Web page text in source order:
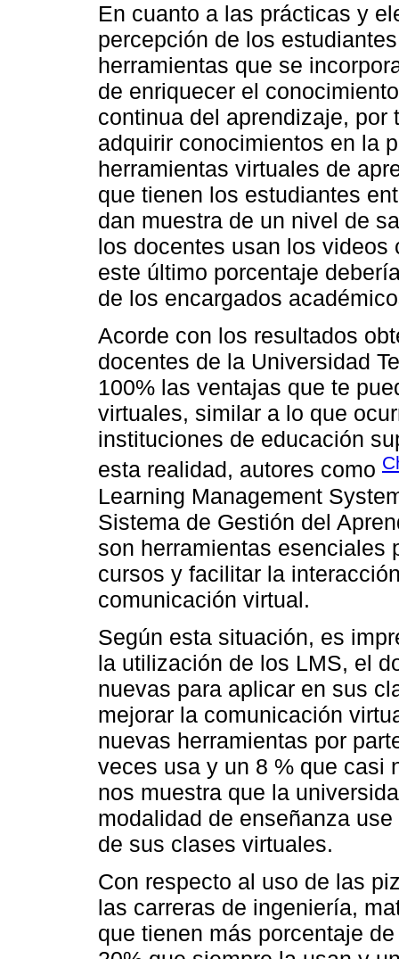
En cuanto a las prácticas y
percepción de los
herramientas que se
de enriquecer el
continua del aprendizaje,
adquirir conocimientos en la
herramientas virtuales de
que tienen los estudiantes
dan muestra de un nivel de
los docentes usan los
este último porcentaje
de los encargados
Acorde con los resultados
docentes de la Universidad
100% las ventajas que te
virtuales, similar a lo que
instituciones de educación
esta realidad, autores como
Learning Management
Sistema de Gestión del
son herramientas esenciales
cursos y facilitar la
comunicación virtual.
Según esta situación, es
la utilización de los LMS, el
nuevas para aplicar en sus
mejorar la comunicación
nuevas herramientas por
veces usa y un 8 % que casi
nos muestra que la
modalidad de enseñanza
de sus clases virtuales.
Con respecto al uso de las
las carreras de ingeniería,
que tienen más porcentaje